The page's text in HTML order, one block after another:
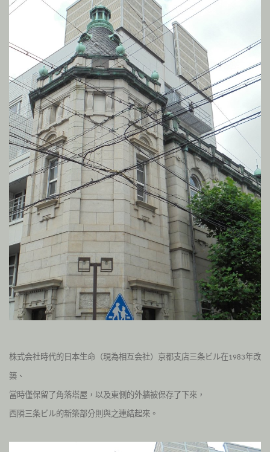
株式会社時代的日本生命（現為相互会社）京都支店三条ビル在1983年改
築、
當時僅保留了角落塔屋，以及東側的外牆被保存了下來，
西隣三条ビル的新築部分則與之連結起來。